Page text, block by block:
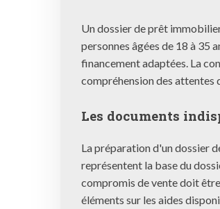
Un dossier de prêt
personnes âgées de 18 à 35
financement adaptées. La
compréhension des attentes
Les documents
La préparation d'un dossier
représentent la base du
compromis de vente doit
éléments sur les aides